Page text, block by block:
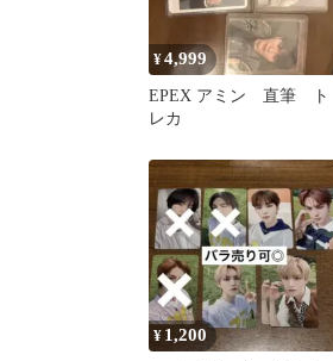
¥4,999
EPEX アミン 直筆 ト
レカ
¥ 1,200